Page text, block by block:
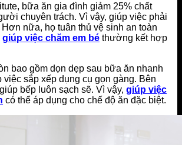
bữa ăn gia đình giảm 25% chất
chuyên trách. Vì vậy, giúp việc phải
nữa, họ tuân thủ vệ sinh an toàn
giúp việc chăm em bé thường kết hợp
bao gồm dọn dẹp sau bữa ăn nhanh
sắp xếp dụng cụ gọn gàng. Bên
bếp luôn sạch sẽ. Vì vậy, giúp việc
có thể áp dụng cho chế độ ăn đặc biệt.